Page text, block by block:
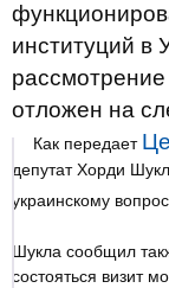
институций в
отложен на
Как передает
депутат Хорди
украинскому
Шукла сообщил
состояться визит